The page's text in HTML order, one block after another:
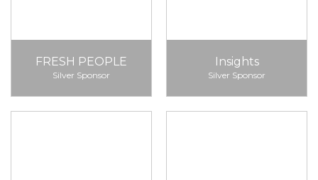
FRESH PEOPLE
Silver Sponsor
Insights
Silver Sponsor